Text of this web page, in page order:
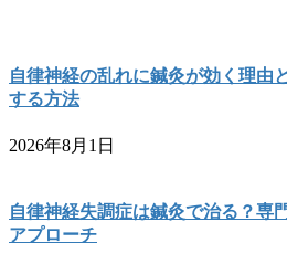
自律神経の乱れに鍼灸が効く理由
する方法
2026年8月1日
自律神経失調症は鍼灸で治る？専
アプローチ